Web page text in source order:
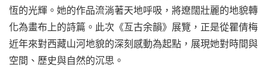
恆的光輝。她的作品流淌著天地呼吸，將遼闊壯麗的地貌轉
化為畫布上的詩篇。此次《亙古余韻》展覽，正是從瞿倩梅
近年來對西藏山河地貌的深刻感動為起點，展現她對時間與
空間、歷史與自然的沉思。